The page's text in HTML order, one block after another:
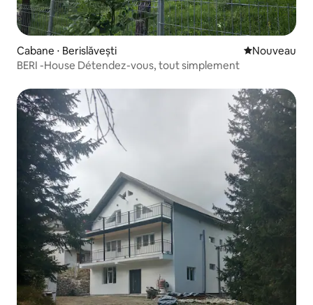
Cabane ⋅ Berislăvești Nouvel
Nouveau
BERI -House Détendez-vous, tout simplement